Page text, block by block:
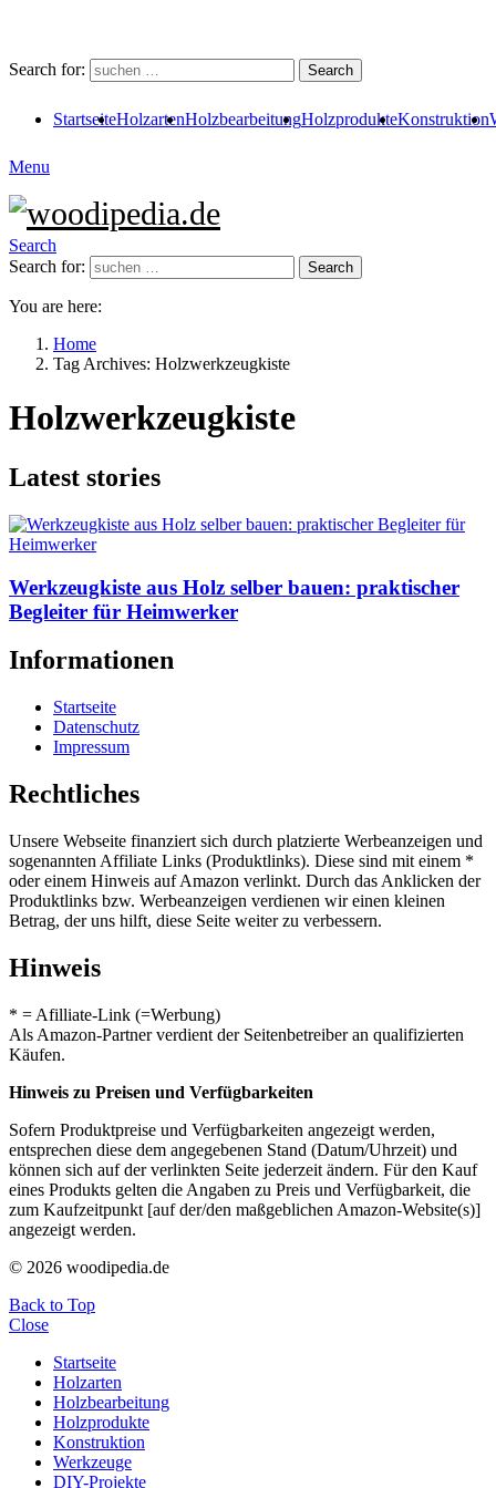
Search for: Search
StartseiteHolzartenHolzbearbeitungHolzprodukteKonstruktion
Menu
Search
Search for:
Search
You are here:
Home
Tag Archives: Holzwerkzeugkiste
Holzwerkzeugkiste
Latest stories
Werkzeugkiste aus Holz selber bauen: praktischer
Begleiter für Heimwerker
Informationen
Startseite
Datenschutz
Impressum
Rechtliches
Unsere Webseite finanziert sich durch platzierte Werbeanzeigen und
sogenannten Affiliate Links (Produktlinks). Diese sind mit einem *
oder einem Hinweis auf Amazon verlinkt. Durch das Anklicken der
Produktlinks bzw. Werbeanzeigen verdienen wir einen kleinen
Betrag, der uns hilft, diese Seite weiter zu verbessern.
Hinweis
* = Afilliate-Link (=Werbung)
Als Amazon-Partner verdient der Seitenbetreiber an qualifizierten
Käufen.
Hinweis zu Preisen und Verfügbarkeiten
Sofern Produktpreise und Verfügbarkeiten angezeigt werden,
entsprechen diese dem angegebenen Stand (Datum/Uhrzeit) und
können sich auf der verlinkten Seite jederzeit ändern. Für den Kauf
eines Produkts gelten die Angaben zu Preis und Verfügbarkeit, die
zum Kaufzeitpunkt [auf der/den maßgeblichen Amazon-Website(s)]
angezeigt werden.
© 2026 woodipedia.de
Back to Top
Close
Startseite
Holzarten
Holzbearbeitung
Holzprodukte
Konstruktion
Werkzeuge
DIY-Projekte